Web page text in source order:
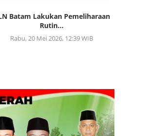
Batam Lakukan Pemeliharaan
Rutin...
Rabu, 20 Mei 2026, 12:39 WIB